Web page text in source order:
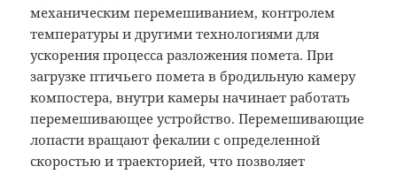
механическим перемешиванием, контролем
температуры и другими технологиями для
ускорения процесса разложения помета. При
загрузке птичьего помета в бродильную камеру
компостера, внутри камеры начинает работать
перемешивающее устройство. Перемешивающие
лопасти вращают фекалии с определенной
скоростью и траекторией, что позволяет